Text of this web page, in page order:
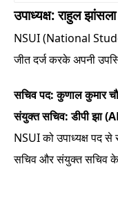
उपाध्यक्ष: राहुल झांसला
NSUI (National
जीत दर्ज करके अपनी
सचिव पद: कुणाल कुमार
संयुक्त सचिव: डीपी झा
NSUI को उपाध्यक्ष पद
सचिव और संयुक्त सचिव के